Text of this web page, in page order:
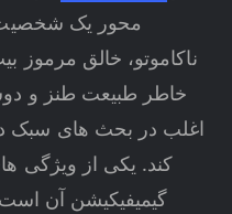
محور یک شخصیت
ناکاموتو، خالق
خاطر طبیعت طنز و
اغلب در بحث های
کند. یکی از ویژگی
گیمیفیکیشن آن است